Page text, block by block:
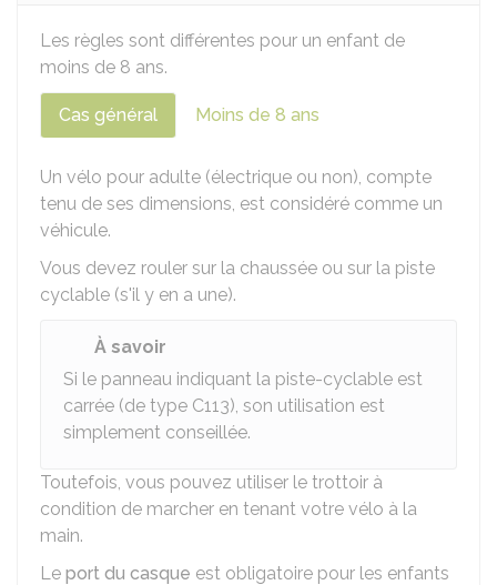
Les règles sont différentes pour un enfant de
moins de 8 ans.
Cas général Moins de 8 ans
Un vélo pour adulte (électrique ou non), compte
tenu de ses dimensions, est considéré comme un
véhicule.
Vous devez rouler sur la chaussée ou sur la piste
cyclable (s'il y en a une).
À savoir
Si le panneau indiquant la piste-cyclable est
carrée (de type C113), son utilisation est
simplement conseillée.
Toutefois, vous pouvez utiliser le trottoir à
condition de marcher en tenant votre vélo à la
main.
Le port du casque est obligatoire pour les enfants